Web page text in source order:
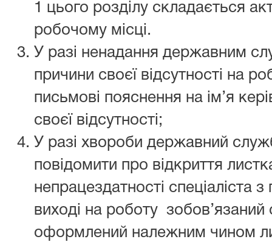
1 цього розділу складається
робочому місці.
У разі ненадання державним
причини своєї відсутності на
письмові пояснення на ім’я
своєї відсутності;
У разі хвороби державний
повідомити про відкриття
непрацездатності спеціаліста
виході на роботу
оформлений належним чином